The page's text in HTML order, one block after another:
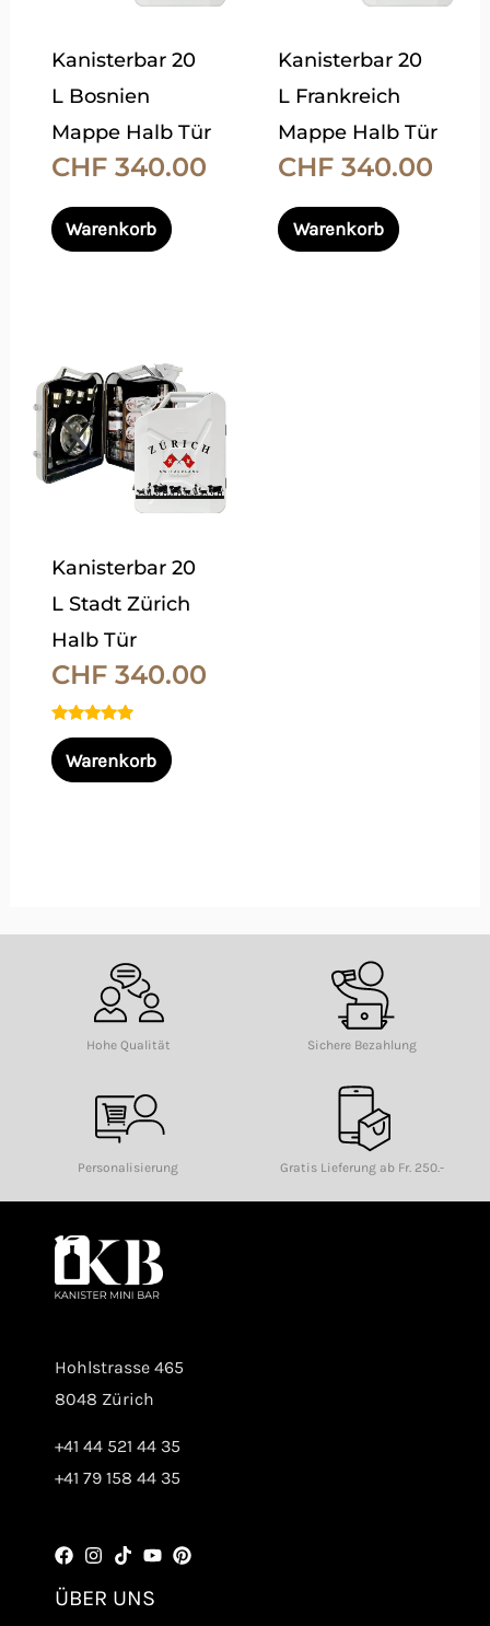
Name, E-Mail-Adresse und Website in
diesem Browser für meinen nächsten
Kommentar speichern.
Kanisterbar 20
L Bosnien
Mappe Halb Tür
CHF340.00
Warenkorb
auf.
auf
der
Kanisterbar 20
L Frankreich
Mappe Halb Tür
CHF 340.00
Warenkorb
auf.
können
auf
der
gewählt
Kanisterbar 20
L Stadt Zürich
Halb Tür
CHF340.00
Bewertet
mit
5.00
von 5
Warenkorb
Produkt
weist
mehrere
Varianten
auf.
können
der
gewählt
Hohe Qualität Sichere Bezahlung
Personalisierung Gratis Lieferung ab Fr. 250.-
Hohlstrasse 465
8048 Zürich
+41 44 521 44 35
+41 79 158 44 35
ÜBER UNS